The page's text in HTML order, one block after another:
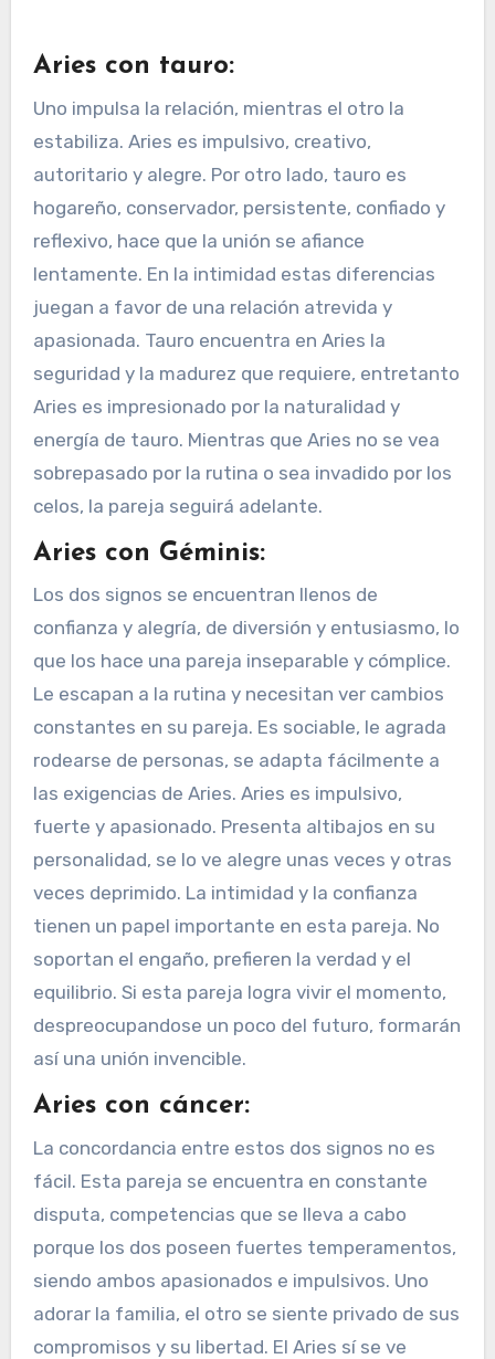
Aries con tauro:
Uno impulsa la relación, mientras el otro la
estabiliza. Aries es impulsivo, creativo,
autoritario y alegre. Por otro lado, tauro es
hogareño, conservador, persistente, confiado y
reflexivo, hace que la unión se afiance
lentamente. En la intimidad estas diferencias
juegan a favor de una relación atrevida y
apasionada. Tauro encuentra en Aries la
seguridad y la madurez que requiere, entretanto
Aries es impresionado por la naturalidad y
energía de tauro. Mientras que Aries no se vea
sobrepasado por la rutina o sea invadido por los
celos, la pareja seguirá adelante.
Aries con Géminis:
Los dos signos se encuentran llenos de
confianza y alegría, de diversión y entusiasmo, lo
que los hace una pareja inseparable y cómplice.
Le escapan a la rutina y necesitan ver cambios
constantes en su pareja. Es sociable, le agrada
rodearse de personas, se adapta fácilmente a
las exigencias de Aries. Aries es impulsivo,
fuerte y apasionado. Presenta altibajos en su
personalidad, se lo ve alegre unas veces y otras
veces deprimido. La intimidad y la confianza
tienen un papel importante en esta pareja. No
soportan el engaño, prefieren la verdad y el
equilibrio. Si esta pareja logra vivir el momento,
despreocupandose un poco del futuro, formarán
así una unión invencible.
Aries con cáncer:
La concordancia entre estos dos signos no es
fácil. Esta pareja se encuentra en constante
disputa, competencias que se lleva a cabo
porque los dos poseen fuertes temperamentos,
siendo ambos apasionados e impulsivos. Uno
adorar la familia, el otro se siente privado de sus
compromisos y su libertad. El Aries sí se ve